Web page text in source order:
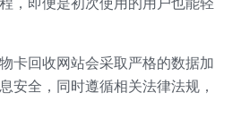
卡回收网站会采取严格的数据加
安全，同时遵循相关法律法规，